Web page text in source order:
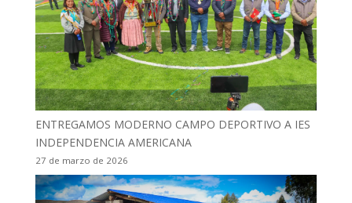
ENTREGAMOS MODERNO CAMPO DEPORTIVO A IES
INDEPENDENCIA AMERICANA
27 de marzo de 2026